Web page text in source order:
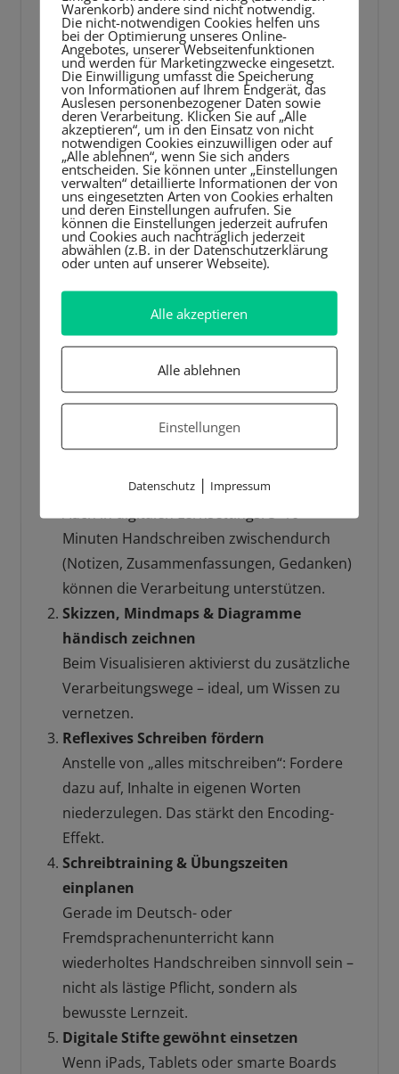
Stabilisierung von Wissen
Bei jüngeren Lernenden ist die neuronale
Plastizität hoch – das heißt, strukturelle
Verbindungen im Gehirn können besonders
gut gebildet und gefestigt werden.
Handschriftliche Übungen nutzen genau
diese Phase, um Wissen mit stabilen
Zugangswegen zu verankern.
4. Praxistipps:
Handschrift gezielt
nutzen & fördern
Hier kommen konkrete Ideen, wie du in der
Schule, beim Lernen und im Alltag
für Gedächtnisstärkung einsetzt:
Kurze Handschriftphasen einbauen
Auch in digitalen Lernsettings: 5–10
Minuten Handschreiben zwischendurch
(Notizen, Zusammenfassungen, Gedanken)
können die Verarbeitung unterstützen.
Skizzen, Mindmaps & Diagramme
händisch zeichnen
Beim Visualisieren aktivierst du zusätzliche
Verarbeitungswege – ideal, um Wissen zu
vernetzen.
Reflexives Schreiben fördern
Anstelle von „alles mitschreiben“: Fordere
dazu auf, Inhalte in eigenen Worten
niederzulegen. Das stärkt den Encoding-
Effekt.
Schreibtraining & Übungszeiten
einplanen
Gerade im Deutsch- oder
Fremdsprachenunterricht kann
wiederholtes Handschreiben sinnvoll sein –
nicht als lästige Pflicht, sondern als
bewusste Lernzeit.
Digitale Stifte gewöhnt einsetzen
Wenn iPads, Tablets oder smarte Boards
Warenkorb) andere sind nicht notwendig.
Die nicht-notwendigen Cookies helfen uns
bei der Optimierung unseres Online-
Angebotes, unserer Webseitenfunktionen
und werden für Marketingzwecke eingesetzt.
Die Einwilligung umfasst die Speicherung
von Informationen auf Ihrem Endgerät, das
Auslesen personenbezogener Daten sowie
deren Verarbeitung. Klicken Sie auf „Alle
akzeptieren“, um in den Einsatz von nicht
notwendigen Cookies einzuwilligen oder auf
„Alle ablehnen“, wenn Sie sich anders
entscheiden. Sie können unter „Einstellungen
verwalten“ detaillierte Informationen der von
uns eingesetzten Arten von Cookies erhalten
und deren Einstellungen aufrufen. Sie
können die Einstellungen jederzeit aufrufen
und Cookies auch nachträglich jederzeit
abwählen (z.B. in der Datenschutzerklärung
oder unten auf unserer Webseite).
Alle akzeptieren
Alle ablehnen
Einstellungen
Datenschutz| Impressum